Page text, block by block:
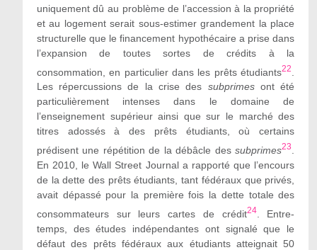
uniquement dû au problème de l’accession à la propriété
et au logement serait sous-estimer grandement la place
structurelle que le financement hypothécaire a prise dans
l’expansion de toutes sortes de crédits à la
consommation, en particulier dans les prêts étudiants22
Les répercussions de la crise des subprimesont été
particulièrement intenses dans le domaine de
l’enseignement supérieur ainsi que sur le marché des
titres adossés à des prêts étudiants, où certains
prédisent une répétition de la débâcle dessubprimes23
En 2010, le Wall Street Journal a rapporté que l’encours
de la dette des prêts étudiants, tant fédéraux que privés,
avait dépassé pour la première fois la dette totale des
consommateurs sur leurs cartes de crédit24. Entre-
temps, des études indépendantes ont signalé que le
défaut des prêts fédéraux aux étudiants atteignait 50